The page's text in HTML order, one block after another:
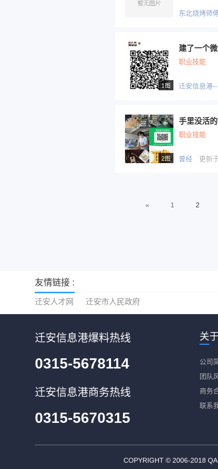
东北烧烤师
1图
职业技能
迁安信息港
2图
手里没活
职业技能
曾经 更新
« 1 2
友情链接 :
迁安人才网 迁安市人民政府
迁安信息港爆料热线
0315-5678114
迁安信息港商务热线
0315-5670315
关
公司
团队
商务
联系
COPYRIGHT © 2006-2018